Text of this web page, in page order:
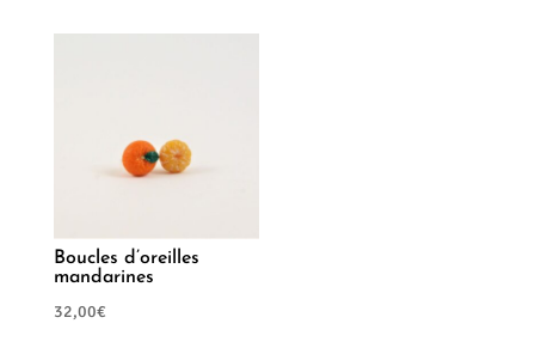
Boucles d’oreilles
mandarines
32,00€